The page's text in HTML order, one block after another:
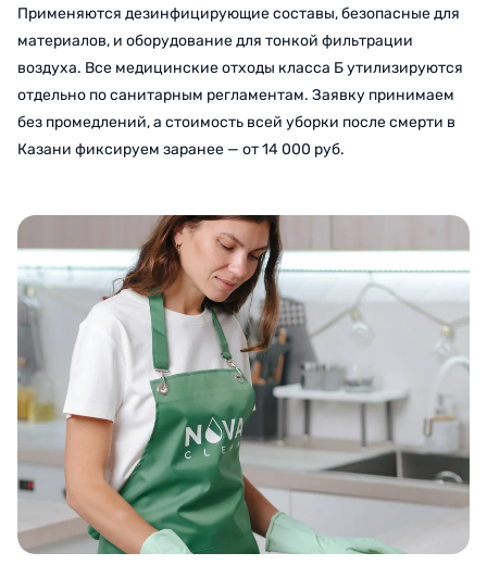
Применяются дезинфицирующие составы, безопасные для
материалов, и оборудование для тонкой фильтрации
воздуха. Все медицинские отходы класса Б утилизируются
отдельно по санитарным регламентам. Заявку принимаем
без промедлений, а стоимость всей уборки после смерти в
Казани фиксируем заранее — от 14 000 руб.